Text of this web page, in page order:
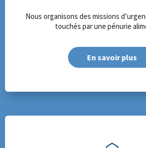
Nous organisons des missions
touchés par une pénurie
En savoir plus